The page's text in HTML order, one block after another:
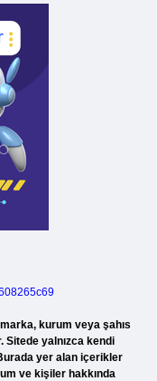
kurum veya şahıs
Sitede yalnızca kendi
Burada yer alan içerikler
ve kişiler hakkında